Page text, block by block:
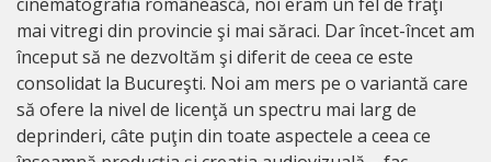
mai vitregi din provincie şi mai săraci. Dar încet-încet am
început să ne dezvoltăm şi diferit de ceea ce este
consolidat la Bucureşti. Noi am mers pe o variantă care
să ofere la nivel de licenţă un spectru mai larg de
deprinderi, câte puţin din toate aspectele a ceea ce